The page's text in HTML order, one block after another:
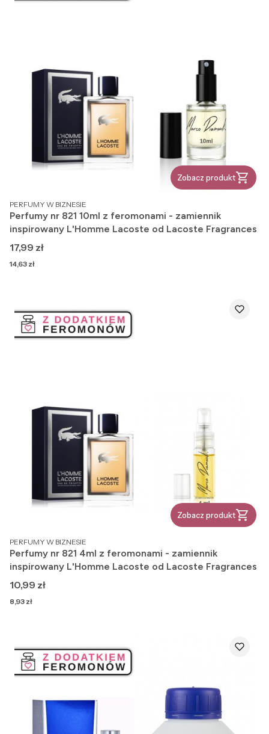
Zobacz produkt
PRODUCENT
PERFUMY W BIZNESIE
Perfumy nr 821 10ml z feromonami - zamiennik
inspirowany L'Homme Lacoste od Lacoste Fragrances
Cena
17,99 zł
Cena
14,63 zł
Zobacz produkt
PRODUCENT
PERFUMY W BIZNESIE
Perfumy nr 821 4ml z feromonami - zamiennik
inspirowany L'Homme Lacoste od Lacoste Fragrances
Cena
10,99 zł
Cena
8,93 zł